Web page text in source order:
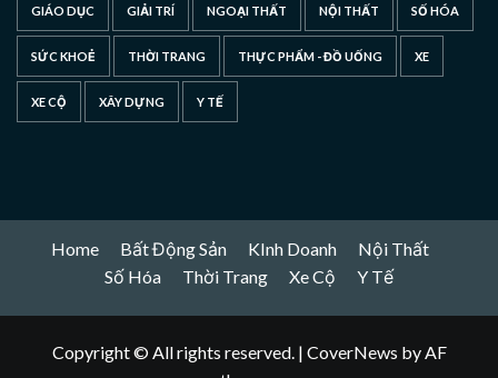
GIÁO DỤC GIẢI TRÍ NGOẠI THẤT NỘI THẤT SỐ HÓA
SỨC KHOẺ THỜI TRANG THỰC PHẨM - ĐỒ UỐNG XE
XE CỘ XÂY DỰNG Y TẾ
Home Bất Động Sản KInh Doanh
Nội Thất
Số Hóa
Thời Trang Xe Cộ Y Tế
Copyright © All rights reserved. | CoverNews by AF